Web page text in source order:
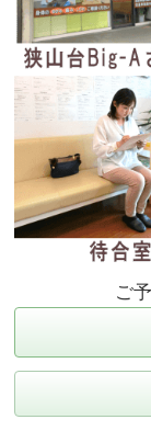
ご